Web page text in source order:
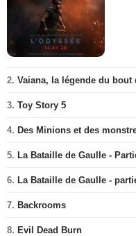
2. Vaiana, la légende du bout
3. Toy Story 5
4. Des Minions et des
5. La Bataille de Gaulle -
6. La Bataille de Gaulle -
7. Backrooms
8. Evil Dead Burn